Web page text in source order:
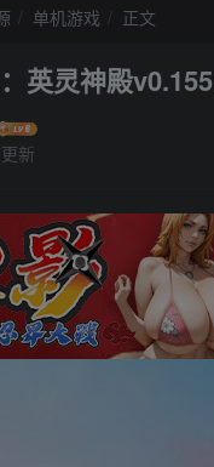
单机游戏 正文
英灵神殿
新